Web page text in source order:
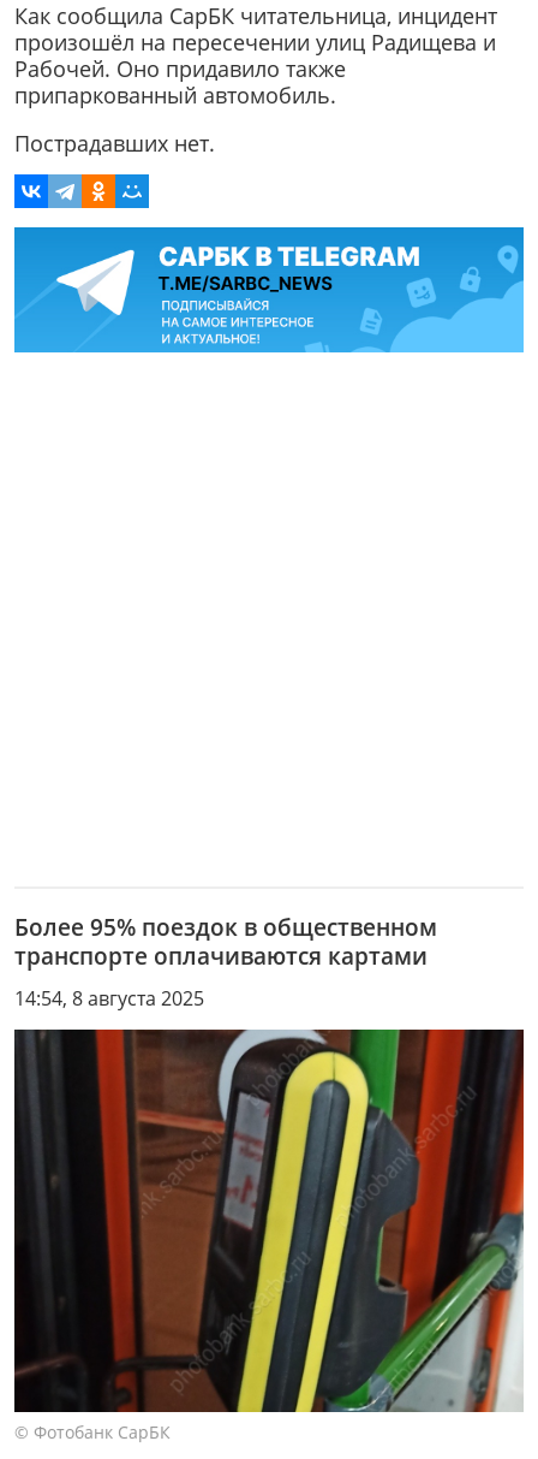
Как сообщила СарБК читательница, инцидент
произошёл на пересечении улиц Радищева и
Рабочей. Оно придавило также
припаркованный автомобиль.
Пострадавших нет.
Более 95% поездок в общественном
транспорте оплачиваются картами
14:54, 8 августа 2025
© Фотобанк СарБК